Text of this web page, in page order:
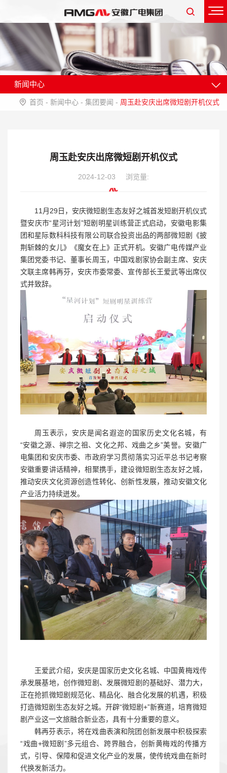
新闻中心
首页 - 新闻中心 - 集团要闻 - 周玉赴安庆出席微短剧开机仪式
周玉赴安庆出席微短剧开机仪式
2024-12-03 浏览量:
11月29日，安庆微短剧生态友好之城首发短剧开机仪式
暨安庆市“星河计划”短剧明星训练营正式启动，安徽电影集
团和星际数科科技有限公司联合投资出品的两部微短剧《披
荆斩棘的女儿》《魔女在上》正式开机。安徽广电传媒产业
集团党委书记、董事长周玉，中国戏剧家协会副主席、安庆
文联主席韩再芬，安庆市委常委、宣传部长王爱武等出席仪
式并致辞。
周玉表示，安庆是闻名遐迩的国家历史文化名城，有
“安徽之源、禅宗之祖、文化之邦、戏曲之乡”美誉。安徽广
电集团和安庆市委、市政府学习贯彻落实习近平总书记考察
安徽重要讲话精神，相聚携手，建设微短剧生态友好之城，
推动安庆文化资源创造性转化、创新性发展，推动安徽文化
产业活力持续迸发。
王爱武介绍，安庆是国家历史文化名城、中国黄梅戏传
承发展基地，创作微短剧、发展微短剧的基础好、潜力大，
正在抢抓微短剧规范化、精品化、融合化发展的机遇，积极
打造微短剧生态友好之城。开辟“微短剧+”新赛道，培育微短
剧产业这一文旅融合新业态，具有十分重要的意义。
韩再芬表示，将在戏曲表演和院团创新发展中积极探索
“戏曲+微短剧”多元组合、跨界融合，创新黄梅戏的传播方
式，引导、保障和促进文化产业的发展，使传统戏曲在新时
代换发新活力。